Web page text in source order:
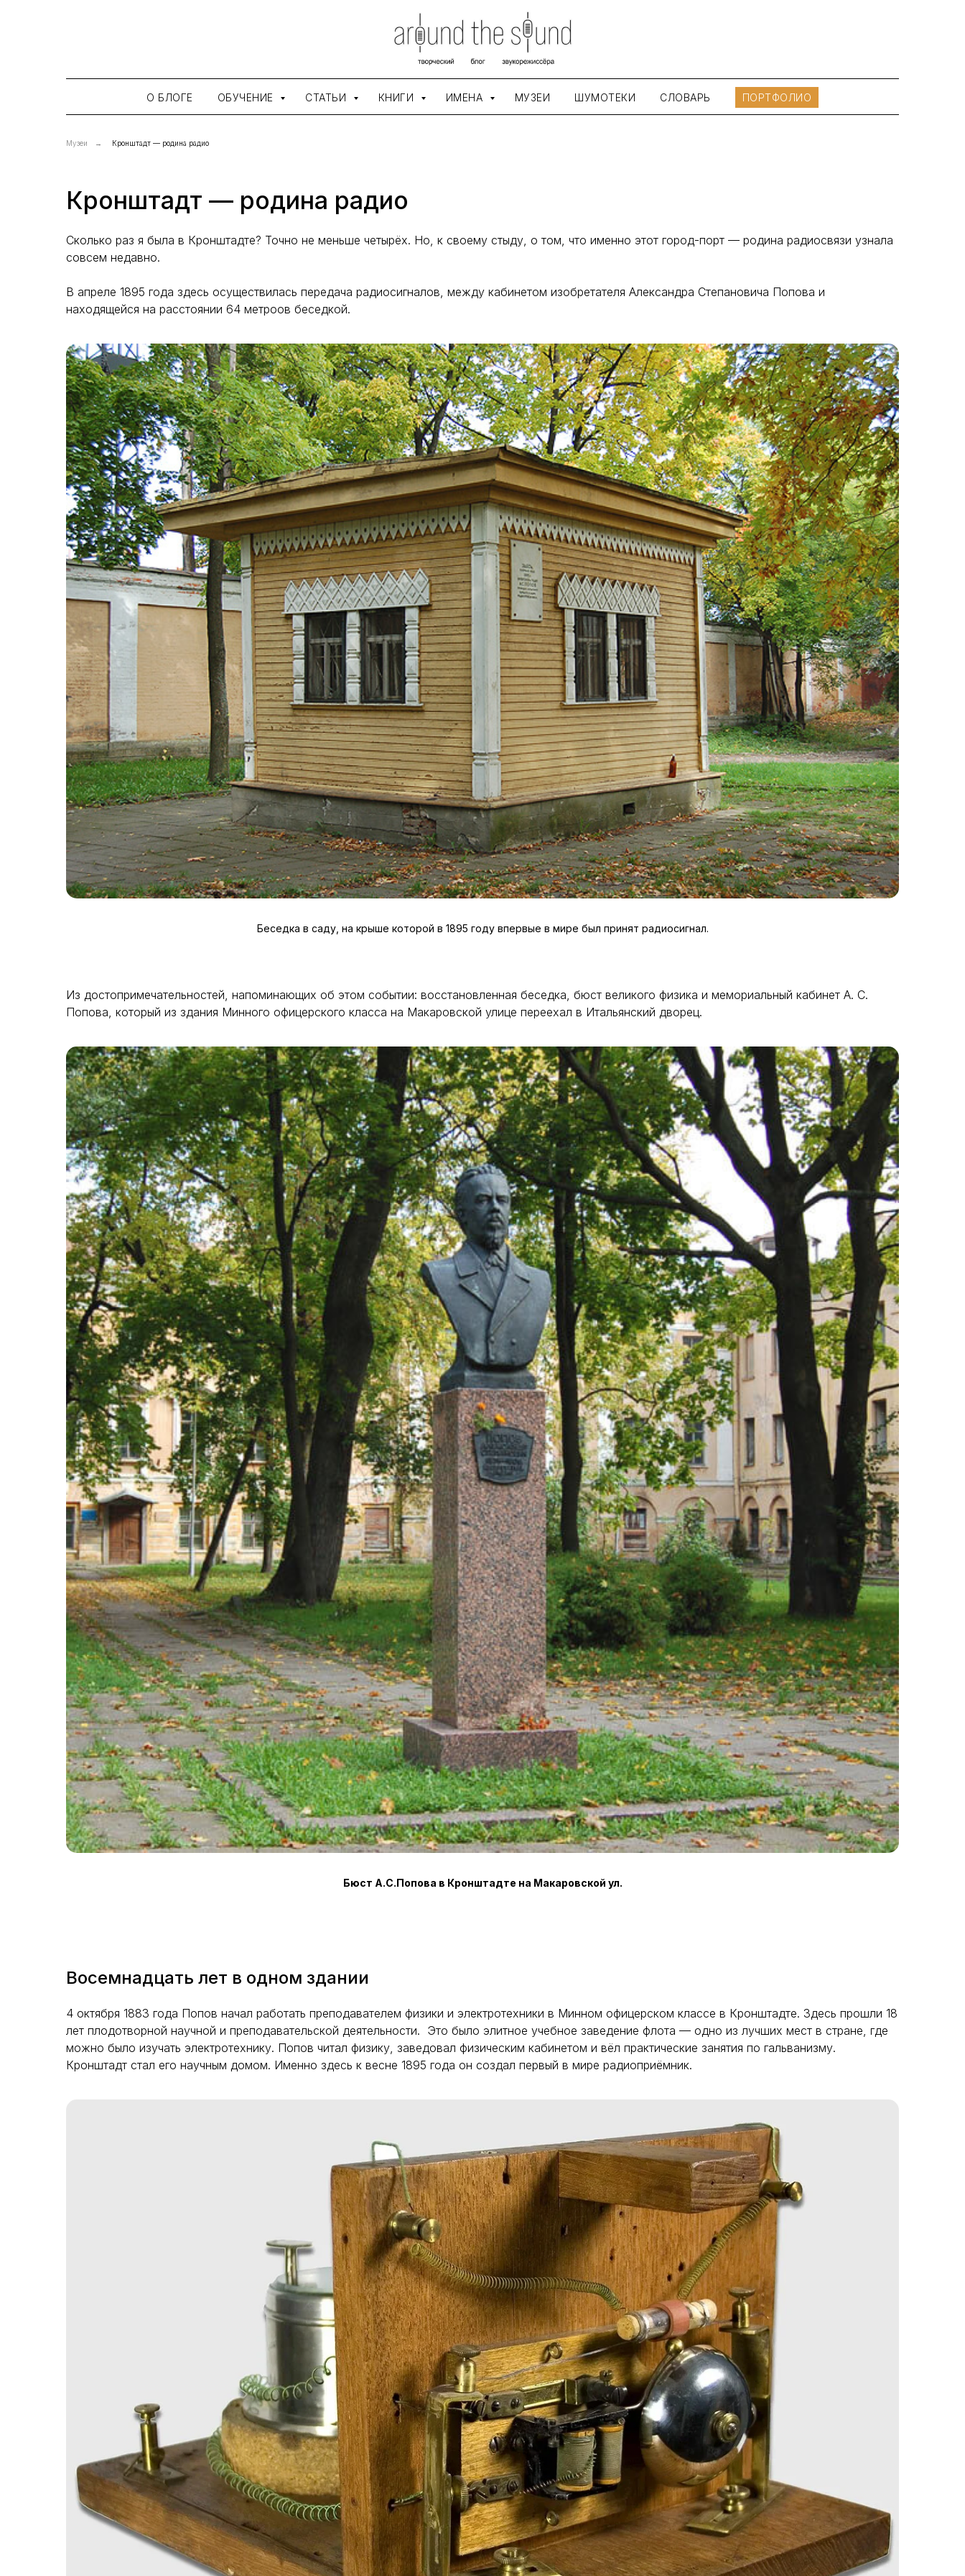
О БЛОГЕ ОБУЧЕНИЕ СТАТЬИ КНИГИ ИМЕНА МУЗЕИ ШУМОТЕКИ СЛОВАРЬ ПОРТФОЛИО
Музеи → Кронштадт — родина радио
Кронштадт — родина радио
Сколько раз я была в Кронштадте? Точно не меньше четырёх. Но, к своему стыду, о том, что именно этот город-порт — родина радиосвязи узнала
совсем недавно.
В апреле 1895 года здесь осуществилась передача радиосигналов, между кабинетом изобретателя Александра Степановича Попова и
находящейся на расстоянии 64 метроов беседкой.
Беседка в саду, на крыше которой в 1895 году впервые в мире был принят радиосигнал.
Из достопримечательностей, напоминающих об этом событии: восстановленная беседка, бюст великого физика и мемориальный кабинет А. С.
Попова, который из здания Минного офицерского класса на Макаровской улице переехал в Итальянский дворец.
Бюст А.С.Попова в Кронштадте на Макаровской ул.
Восемнадцать лет в одном здании
4 октября 1883 года Попов начал работать преподавателем физики и электротехники в Минном офицерском классе в Кронштадте. Здесь прошли 18
лет плодотворной научной и преподавательской деятельности. Это было элитное учебное заведение флота — одно из лучших мест в стране, где
можно было изучать электротехнику. Попов читал физику, заведовал физическим кабинетом и вёл практические занятия по гальванизму.
Кронштадт стал его научным домом. Именно здесь к весне 1895 года он создал первый в мире радиоприёмник.